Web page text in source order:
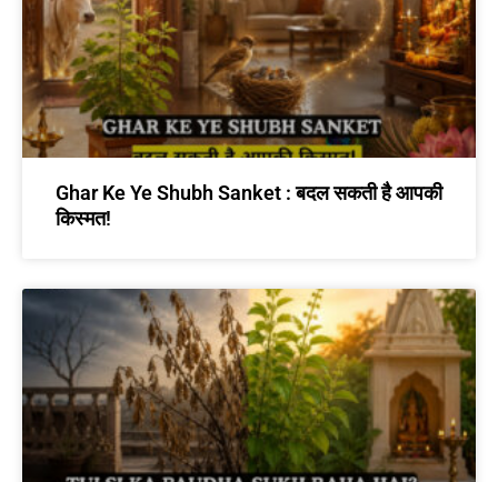
Ghar Ke Ye Shubh Sanket : बदल सकती है आपकी
किस्मत!